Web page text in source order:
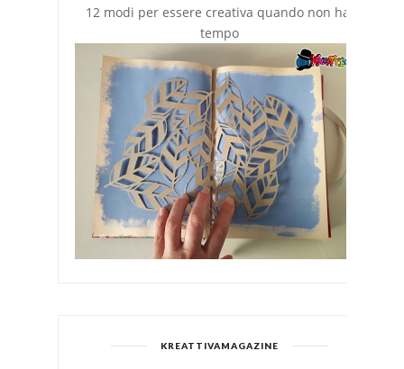
12 modi per essere creativa quando non hai
tempo
KREATTIVAMAGAZINE